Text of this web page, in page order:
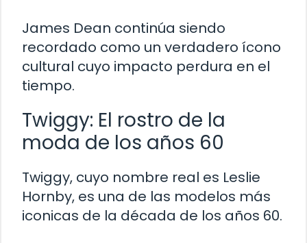
James Dean continúa siendo
recordado como un verdadero ícono
cultural cuyo impacto perdura en el
tiempo.
Twiggy: El rostro de la
moda de los años 60
Twiggy, cuyo nombre real es Leslie
Hornby, es una de las modelos más
iconicas de la década de los años 60.